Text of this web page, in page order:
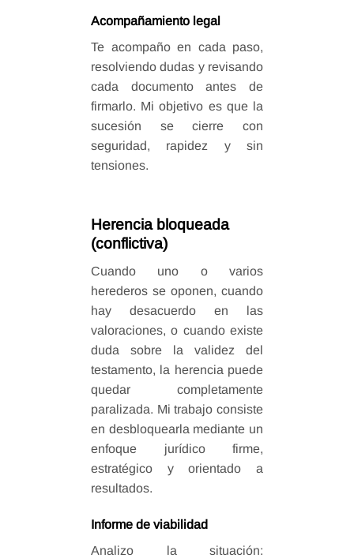
Acompañamiento legal
Te acompaño en cada paso,
resolviendo dudas y revisando
cada documento antes de
firmarlo. Mi objetivo es que la
sucesión se cierre con
seguridad, rapidez y sin
tensiones.
Herencia bloqueada
(conflictiva)
Cuando uno o varios
herederos se oponen, cuando
hay desacuerdo en las
valoraciones, o cuando existe
duda sobre la validez del
testamento, la herencia puede
quedar completamente
paralizada. Mi trabajo consiste
en desbloquearla mediante un
enfoque jurídico firme,
estratégico y orientado a
resultados.
Informe de viabilidad
Analizo la situación: